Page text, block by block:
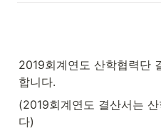
2019회계연도 산학협력단
합니다.
(2019회계연도 결산서는
다)